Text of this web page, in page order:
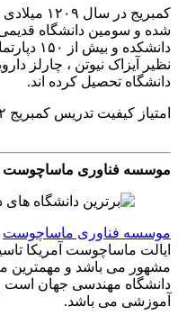
کمبریج
دانشکده
نظیر آیزاک نیوتن ، چارلز
دانشگاه تحصیل کرده اند.
موسسه فناوری ماساچوست
موسسه فناوری ماساچوست
ایالت ماساچوست آمریکا
مشهور می باشد و مهمترین
آموزشی می باشد.